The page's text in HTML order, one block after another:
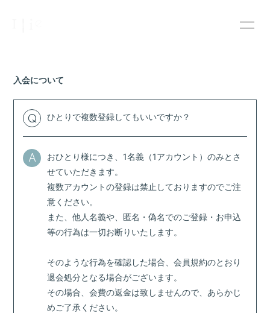
N
入会について
Q ひとりで複数登録してもいいですか？
A
おひとり様につき、1名義（1アカウント）のみとさ
せていただきます。
複数アカウントの登録は禁止しておりますのでご注
意ください。
また、他人名義や、匿名・偽名でのご登録・お申込
等の行為は一切お断りいたします。
そのような行為を確認した場合、会員規約のとおり
退会処分となる場合がございます。
その場合、会費の返金は致しませんので、あらかじ
めご了承ください。